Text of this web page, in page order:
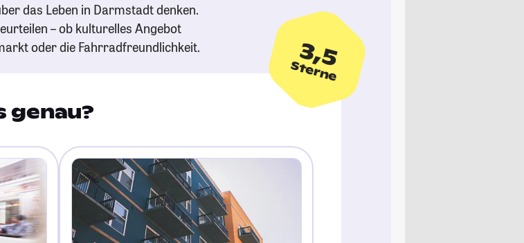
das Leben in Darmstadt denken.
– ob kulturelles Angebot
oder die Fahrradfreundlichkeit.
3,5
Sterne
genau?